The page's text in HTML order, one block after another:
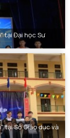
tại Đại học Sư
tại Sở Giáo dục và